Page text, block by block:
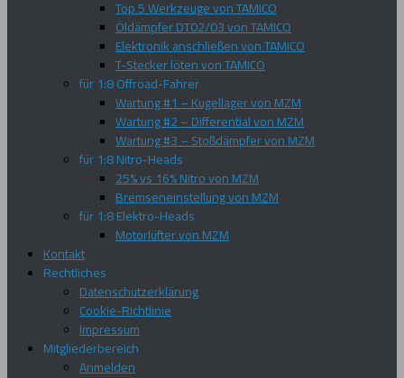
Top 5 Werkzeuge von TAMICO
Öldämpfer DT02/03 von TAMICO
Elektronik anschließen von TAMICO
T-Stecker löten von TAMICO
für 1:8 Offroad-Fahrer
Wartung #1 – Kugellager von MZM
Wartung #2 – Differential von MZM
Wartung #3 – Stoßdämpfer von MZM
für 1:8 Nitro-Heads
25% vs 16% Nitro von MZM
Bremseneinstellung von MZM
für 1:8 Elektro-Heads
Motorlüfter von MZM
Kontakt
Rechtliches
Datenschutzerklärung
Cookie-Richtlinie
Impressum
Mitgliederbereich
Anmelden